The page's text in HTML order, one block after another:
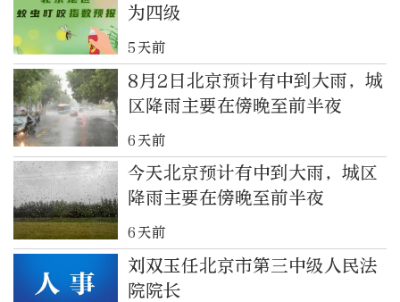
为四级
5天前
8月2日北京预计有中到大雨，城
区降雨主要在傍晚至前半夜
6天前
今天北京预计有中到大雨，城区
降雨主要在傍晚至前半夜
6天前
刘双玉任北京市第三中级人民法
院院长